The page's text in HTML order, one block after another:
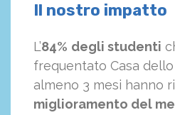
Il nostro impatto
L’84% degli studenti
frequentato Casa
almeno 3 mesi hanno
miglioramento del